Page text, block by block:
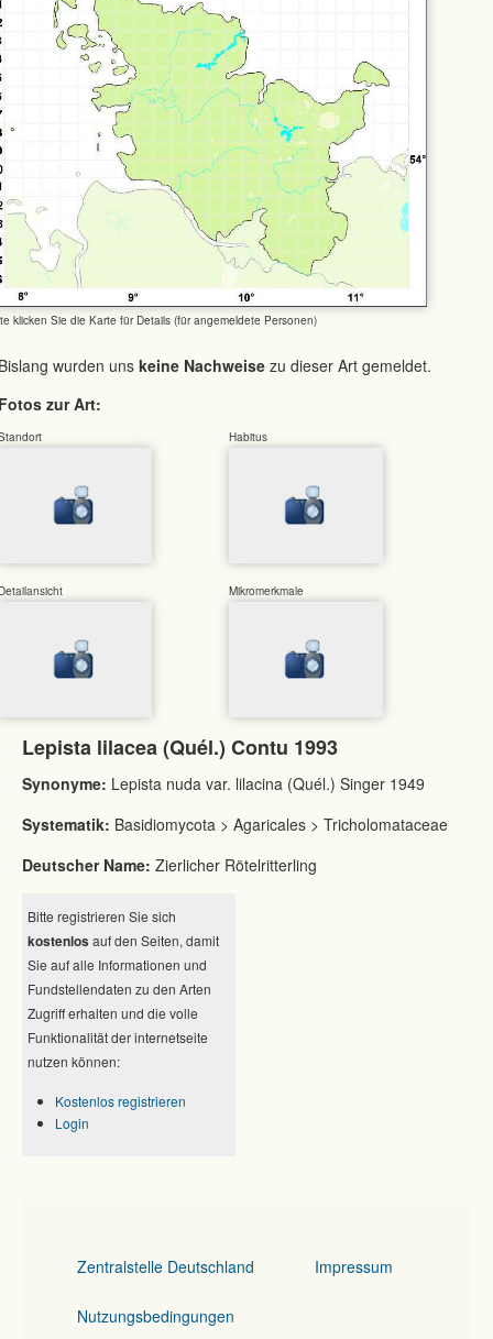
klicken Sie die Karte für Details (für angemeldete Personen)
wurden uns keine Nachweise zu dieser Art gemeldet.
zur Art:
Habitus
Mikromerkmale
Lepista lilacea (Quél.) Contu 1993
Synonyme: Lepista nuda var. lilacina (Quél.) Singer 1949
Systematik: Basidiomycota > Agaricales > Tricholomataceae
Deutscher Name: Zierlicher Rötelritterling
Bitte registrieren Sie sich
kostenlos auf den Seiten, damit
Sie auf alle Informationen und
Fundstellendaten zu den Arten
Zugriff erhalten und die volle
Funktionalität der internetseite
nutzen können:
Kostenlos registrieren
Login
Zentralstelle Deutschland Impressum
Nutzungsbedingungen